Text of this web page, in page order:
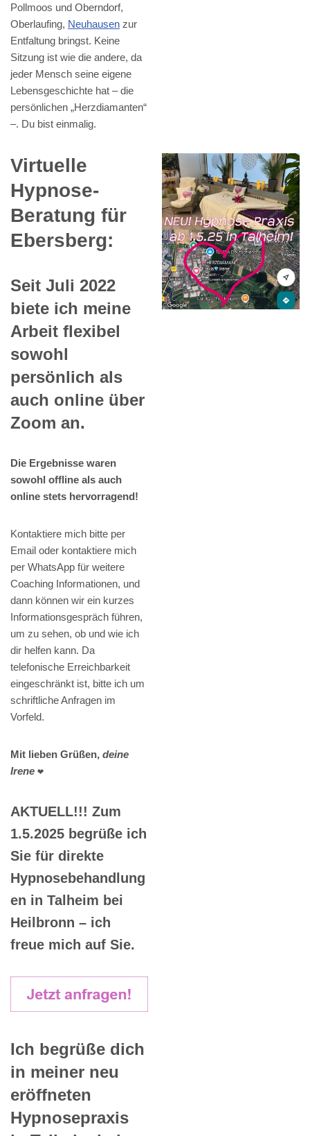
Pollmoos und Oberndorf,
Oberlaufing, Neuhausen zur
Entfaltung bringst. Keine
Sitzung ist wie die andere, da
jeder Mensch seine eigene
Lebensgeschichte hat – die
persönlichen „Herzdiamanten“
–. Du bist einmalig.
Virtuelle
Hypnose-
Beratung für
Ebersberg:
Seit Juli 2022
biete ich meine
Arbeit flexibel
sowohl
persönlich als
auch online über
Zoom an.
Die Ergebnisse waren
sowohl offline als auch
online stets hervorragend!
Kontaktiere mich bitte per
Email oder kontaktiere mich
per WhatsApp für weitere
Coaching Informationen, und
dann können wir ein kurzes
Informationsgespräch führen,
um zu sehen, ob und wie ich
dir helfen kann. Da
telefonische Erreichbarkeit
eingeschränkt ist, bitte ich um
schriftliche Anfragen im
Vorfeld.
Mit lieben Grüßen, deine
Irene ❤️
AKTUELL!!! Zum
1.5.2025 begrüße ich
Sie für direkte
Hypnosebehandlung
en in Talheim bei
Heilbronn – ich
freue mich auf Sie.
Ich begrüße dich
in meiner neu
eröffneten
Hypnosepraxis